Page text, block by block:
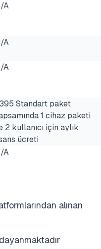
A
A
A
Standart paket
1 cihaz paketi
2 kullanıcı için aylık
ücreti
A
alınan